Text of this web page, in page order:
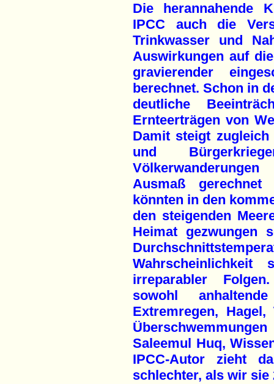
Die herannahende
IPCC auch die
Trinkwasser und
Auswirkungen auf
gravierender
berechnet. Schon in
deutliche
Ernteerträgen von
Damit steigt
und
Ausmaß gerechnet
könnten in den
den steigenden
Heimat gezwungen
Wahrscheinlichkeit
irreparabler
sowohl
Extremregen,
Saleemul Huq,
IPCC-Autor zieht
schlechter, als wir sie